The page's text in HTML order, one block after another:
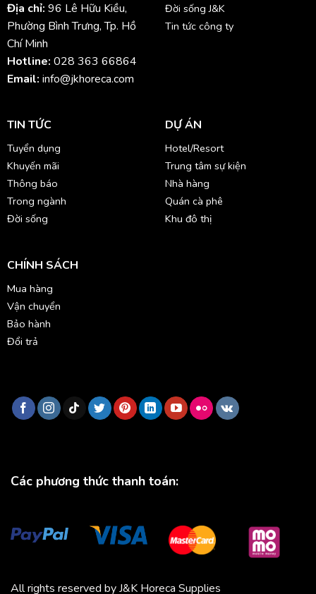
Địa chỉ: 96 Lê Hữu Kiều,
Phường Bình Trưng, Tp. Hồ
Chí Minh
Hotline: 028 363 66864
Email: info@jkhoreca.com
Đời sống J&K
Tin tức công ty
TIN TỨC
Tuyển dụng
Khuyến mãi
Thông báo
Trong ngành
Đời sống
DỰ ÁN
Hotel/Resort
Trung tâm sự kiện
Nhà hàng
Quán cà phê
Khu đô thị
CHÍNH SÁCH
Mua hàng
Vận chuyển
Bảo hành
Đổi trả
Các phương thức thanh toán:
All rights reserved by J&K Horeca Supplies